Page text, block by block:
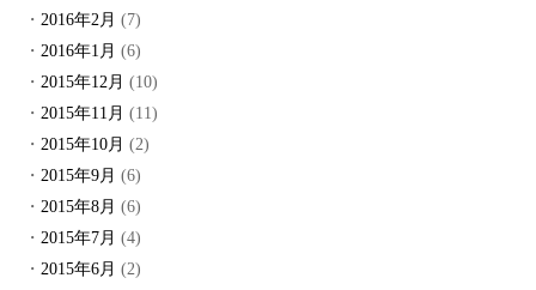
2016年2月 (7)
2016年1月 (6)
2015年12月 (10)
2015年11月 (11)
2015年10月 (2)
2015年9月 (6)
2015年8月 (6)
2015年7月 (4)
2015年6月 (2)